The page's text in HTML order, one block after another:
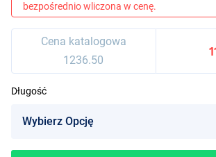
bezpośrednio wliczona w cenę.
Cena katalogowa
1236.50
Długość